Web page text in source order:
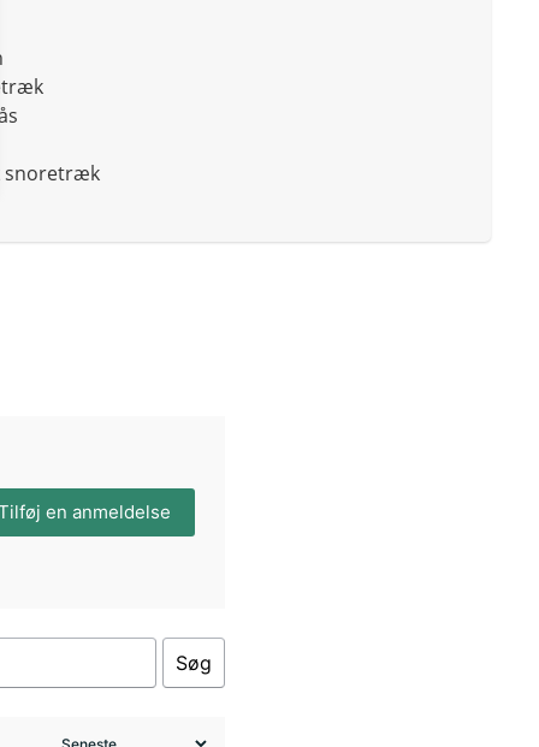
snoretræk
en anmeldelse
Søg